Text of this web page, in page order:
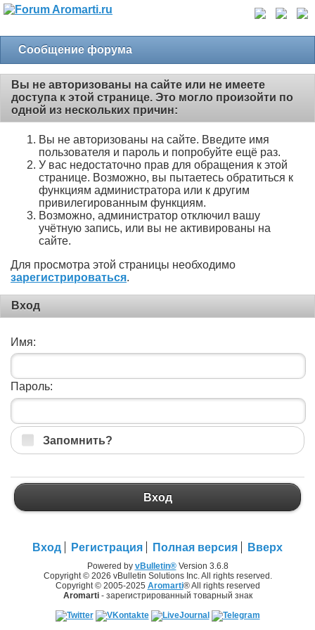
Сообщение форума
Вы не авторизованы на сайте или не имеете
доступа к этой странице. Это могло произойти по
одной из нескольких причин:
Вы не авторизованы на сайте. Введите имя
пользователя и пароль и попробуйте ещё раз.
У вас недостаточно прав для обращения к этой
странице. Возможно, вы пытаетесь обратиться к
функциям администратора или к другим
привилегированным функциям.
Возможно, администратор отключил вашу
учётную запись, или вы не активированы на
сайте.
Для просмотра этой страницы необходимо
зарегистрироваться.
Вход
Имя:
Пароль:
Запомнить?
Вход
Вход Регистрация Полная версия Вверх
Powered by vBulletin®Version 3.6.8
Copyright © 2026 vBulletin Solutions Inc. All rights reserved.
Copyright © 2005-2025 Aromarti® All rights reserved
Aromarti- зарегистрированный товарный знак